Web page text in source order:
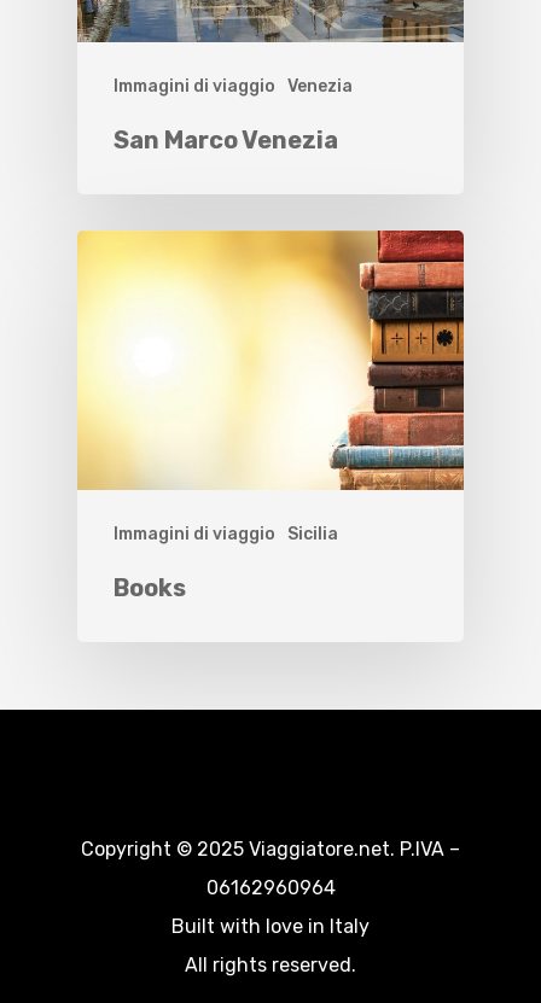
Immagini di viaggio Venezia
San Marco Venezia
Immagini di viaggio Sicilia
Books
Copyright © 2025 Viaggiatore.net. P.IVA –
06162960964
Built with love in Italy
All rights reserved.